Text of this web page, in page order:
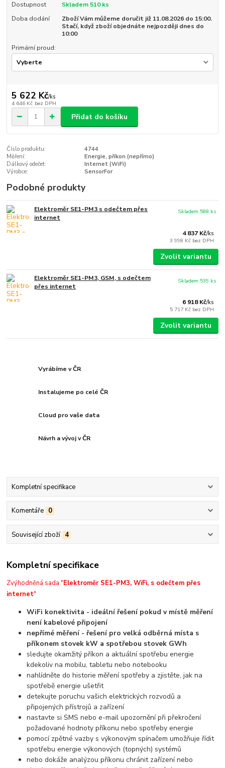
Dostupnost
Skladem 510 ks
Doba dodání
Zboží Vám můžeme doručit již 11.08.2026 do 15:00.
Stačí, když zboží objednáte nejpozději dnes do
10:00
Primární proud:
5 622 Kč/ks
4 646 Kč bez DPH
Přidat do košíku
Číslo produktu:
4744
Měření:
Energie, příkon (nepřímo)
Dálkový odečet:
Internet (WiFi)
Výrobce:
SensorFor
Podobné produkty
Elektroměr SE1-PM3 s odečtem přes
internet
4 837 Kč/ks
3 998 Kč bez DPH
Skladem 588 ks
Zvolit variantu
Elektroměr SE1-PM3, GSM, s odečtem
přes internet
6 918 Kč/ks
5 717 Kč bez DPH
Skladem 539 ks
Zvolit variantu
Vyrábíme v ČR
Instalujeme po celé ČR
Cloud pro vaše data
Návrh a vývoj v ČR
Kompletní specifikace
Komentáře 0
Související zboží 4
Kompletní specifikace
Zvýhodněná sada "Elektroměr SE1-PM3, WiFi, s odečtem přes
internet"
WiFi konektivita - ideální řešení pokud v místě měření
není kabelové připojení
nepřímé měření - řešení pro velká odběrná místa s
příkonem stovek kW a spotřebou stovek GWh
sledujte okamžitý příkon a aktuální spotřebu energie
kdekoliv na mobilu, tabletu nebo notebooku
nahlídněte do historie měření spotřeby a zjistěte, jak na
spotřebě energie ušetřit
detekujte poruchu vašich elektrických rozvodů a
připojených přístrojů a zařízení
nastavte si SMS nebo e-mail upozornění při překročení
požadované hodnoty příkonu nebo spotřeby energie
pomocí zpětné vazby s výkonovým spínačem umožňuje řídit
spotřebu energie výkonových (topných) systémů
nebo dokáže analýzou příkonu chránit zařízení nebo